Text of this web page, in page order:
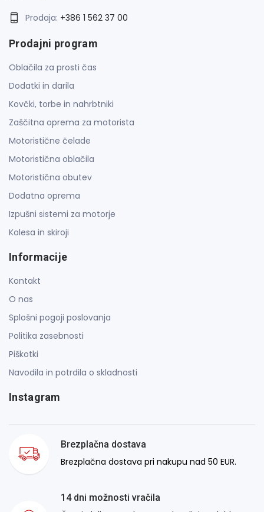
Prodaja: +386 1 562 37 00
Prodajni program
Oblačila za prosti čas
Dodatki in darila
Kovčki, torbe in nahrbtniki
Zaščitna oprema za motorista
Motoristične čelade
Motoristična oblačila
Motoristična obutev
Dodatna oprema
Izpušni sistemi za motorje
Kolesa in skiroji
Informacije
Kontakt
O nas
Splošni pogoji poslovanja
Politika zasebnosti
Piškotki
Navodila in potrdila o skladnosti
Instagram
Brezplačna dostava
Brezplačna dostava pri nakupu nad 50 EUR.
14 dni možnosti vračila